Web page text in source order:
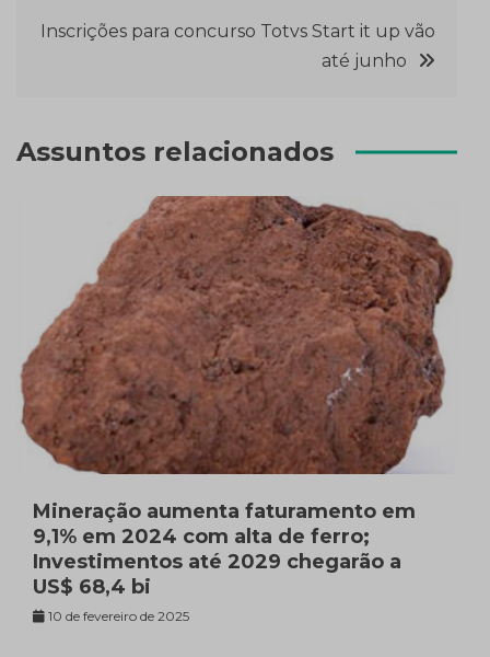
Post
Inscrições para concurso Totvs Start it up vão
até junho
Assuntos relacionados
Mineração aumenta faturamento em
9,1% em 2024 com alta de ferro;
Investimentos até 2029 chegarão a
US$ 68,4 bi
10 de fevereiro de 2025